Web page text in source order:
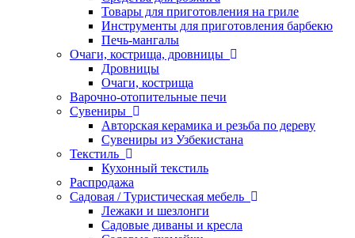
Товары для приготовления на гриле
Инструменты для приготовления барбекю
Печь-мангалы
Очаги, кострища, дровницы
Дровницы
Очаги, кострища
Варочно-отопительные печи
Сувениры
Авторская керамика и резьба по дереву
Сувениры из Узбекистана
Текстиль
Кухонный текстиль
Распродажа
Садовая / Туристическая мебель
Лежаки и шезлонги
Садовые диваны и кресла